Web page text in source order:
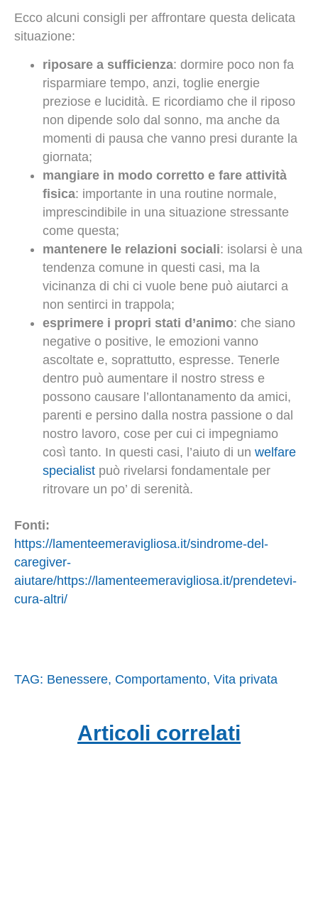
Ecco alcuni consigli per affrontare questa delicata
situazione:
riposare a sufficienza: dormire poco non fa
risparmiare tempo, anzi, toglie energie
preziose e lucidità. E ricordiamo che il riposo
non dipende solo dal sonno, ma anche da
momenti di pausa che vanno presi durante la
giornata;
mangiare in modo corretto e fare attività
fisica: importante in una routine normale,
imprescindibile in una situazione stressante
come questa;
mantenere le relazioni sociali: isolarsi è una
tendenza comune in questi casi, ma la
vicinanza di chi ci vuole bene può aiutarci a
non sentirci in trappola;
esprimere i propri stati d’animo: che siano
negative o positive, le emozioni vanno
ascoltate e, soprattutto, espresse. Tenerle
dentro può aumentare il nostro stress e
possono causare l’allontanamento da amici,
parenti e persino dalla nostra passione o dal
nostro lavoro, cose per cui ci impegniamo
così tanto. In questi casi, l’aiuto di un welfare
specialist può rivelarsi fondamentale per
ritrovare un po’ di serenità.
Fonti:
https://lamenteemeravigliosa.it/sindrome-del-
caregiver-
aiutare/https://lamenteemeravigliosa.it/prendetevi-
cura-altri/
TAG: Benessere, Comportamento, Vita privata
Articoli correlati